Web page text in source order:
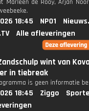
Marleen de Rooy, Arjan
18:45 NPO1
Alle afleveringen
wint van
in tiebreak
is geen informatie
18:45 Ziggo